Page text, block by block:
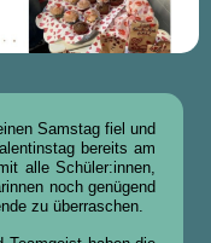
Samstag fiel und
bereits am
alle Schüler:innen,
noch genügend
zu überraschen.